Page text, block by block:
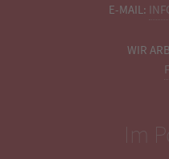
E-MAIL:
WIR
Im